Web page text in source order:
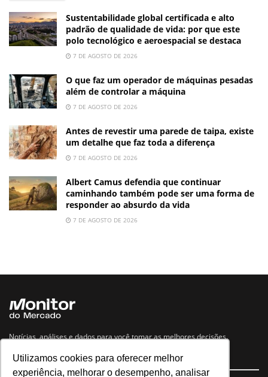
Utilizamos cookies para oferecer melhor
experiência, melhorar o desempenho, analisar
Sustentabilidade global certificada e alto
padrão de qualidade de vida: por que este
polo tecnológico e aeroespacial se destaca
7 DE AGOSTO DE 2026
O que faz um operador de máquinas pesadas
além de controlar a máquina
7 DE AGOSTO DE 2026
Antes de revestir uma parede de taipa, existe
um detalhe que faz toda a diferença
7 DE AGOSTO DE 2026
Albert Camus defendia que continuar
caminhando também pode ser uma forma de
responder ao absurdo da vida
7 DE AGOSTO DE 2026
Notícias, análises e dados para você tomar as melhores decisões.
Navegue no site